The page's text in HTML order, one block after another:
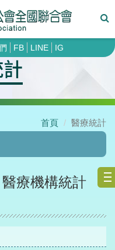
FB LINE IG
首頁 醫療統計
療機構統計